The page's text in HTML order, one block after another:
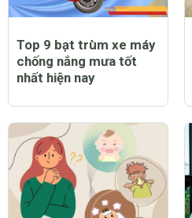
Top 9 bạt trùm xe máy
chống nắng mưa tốt
nhất hiện nay